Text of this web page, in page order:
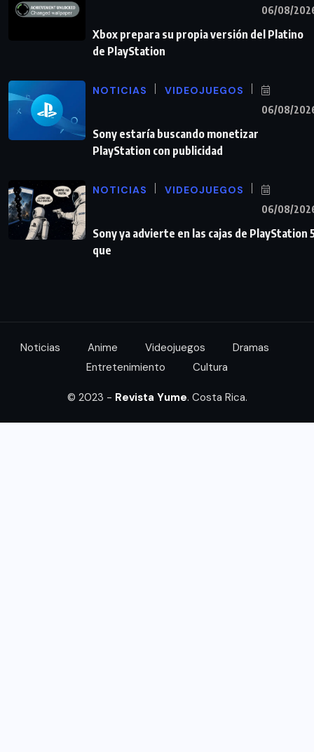
06/08/
Xbox prepara su propia versión del Platino
de PlayStation
NOTICIAS VIDEOJUEGOS
06/08/
Sony estaría buscando monetizar
PlayStation con publicidad
NOTICIAS VIDEOJUEGOS
06/08/
Sony ya advierte en las cajas de PlayStation
que
Noticias Anime Videojuegos
Dramas
Entretenimiento
Cultura
© 2023 - Revista Yume. Costa Rica.